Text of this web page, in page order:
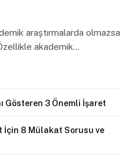
araştırmalarda olmazsa
akademik…
Gösteren 3 Önemli İşaret
İçin 8 Mülakat Sorusu ve